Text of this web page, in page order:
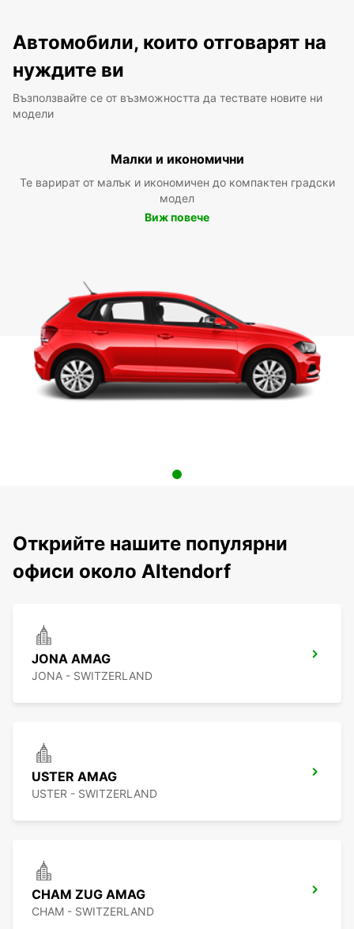
Автомобили, които отговарят на
нуждите ви
Възползвайте се от възможността да тествате новите ни
модели
Малки и икономични
Те варират от малък и икономичен до компактен градски
модел
Виж повече
Открийте нашите популярни
офиси около Altendorf
JONA AMAG
JONA - SWITZERLAND
USTER AMAG
USTER - SWITZERLAND
CHAM ZUG AMAG
CHAM - SWITZERLAND